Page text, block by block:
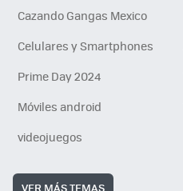
Cazando Gangas Mexico
Celulares y Smartphones
Prime Day 2024
Móviles android
videojuegos
VER MÁS TEMAS